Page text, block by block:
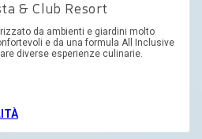
& Club Resort
da ambienti e giardini molto
e da una formula All Inclusive
diverse esperienze culinarie.